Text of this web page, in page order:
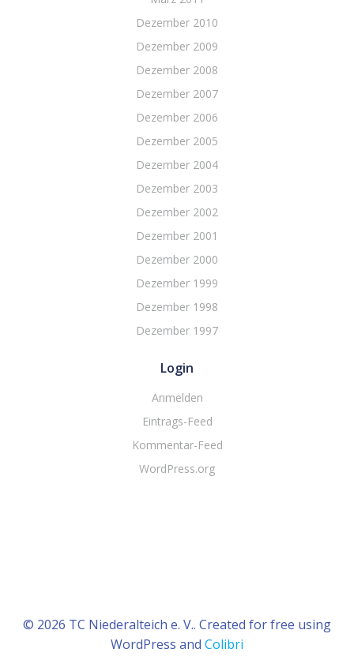
Dezember 2010
Dezember 2009
Dezember 2008
Dezember 2007
Dezember 2006
Dezember 2005
Dezember 2004
Dezember 2003
Dezember 2002
Dezember 2001
Dezember 2000
Dezember 1999
Dezember 1998
Dezember 1997
Login
Anmelden
Eintrags-Feed
Kommentar-Feed
WordPress.org
© 2026 TC Niederalteich e. V.. Created for free using
WordPress and Colibri